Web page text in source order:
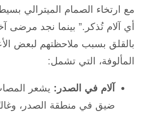
مع ارتخاء الصمام الميترالي
أي آلام تُذكر.” بينما نجد مرضى
بالقلق بسبب ملاحظتهم لبعض
المألوفة، التي تشمل:
آلام في الصدر: يشعر
ضيق في منطقة الصدر،